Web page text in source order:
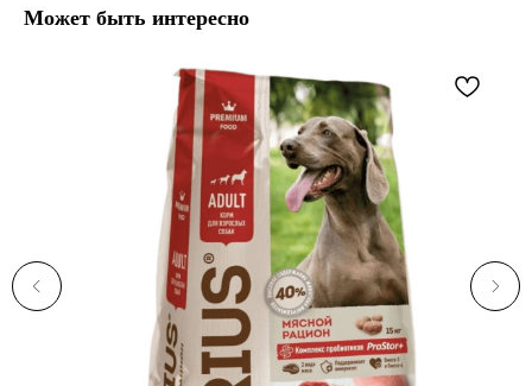
Может быть интересно